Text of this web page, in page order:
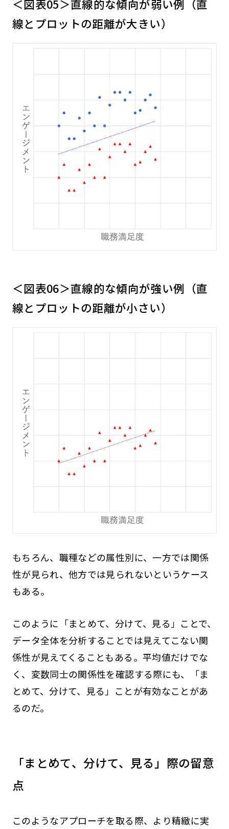
＜図表05＞直線的な傾向が弱い例（直
線とプロットの距離が大きい）
＜図表06＞直線的な傾向が強い例（直
線とプロットの距離が小さい）
もちろん、職種などの属性別に、一方では関係
性が見られ、他方では見られないというケース
もある。
このように「まとめて、分けて、見る」ことで、
データ全体を分析することでは見えてこない関
係性が見えてくることもある。平均値だけでな
く、変数同士の関係性を確認する際にも、「ま
とめて、分けて、見る」ことが有効なことがあ
るのだ。
「まとめて、分けて、見る」際の留意
点
このようなアプローチを取る際、より精緻に実